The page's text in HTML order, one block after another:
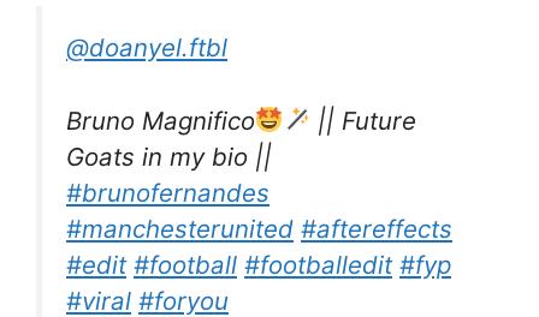
@doanyel.ftbl
Bruno Magnifico
|| Future
Goats in my bio ||
#brunofernandes
#manchesterunited #aftereffects
#edit #football #footballedit #fyp
#viral #foryou